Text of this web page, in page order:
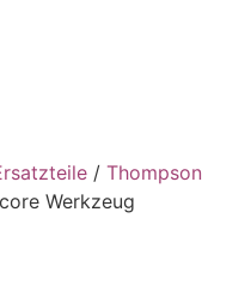
/ Thompson
Werkzeug